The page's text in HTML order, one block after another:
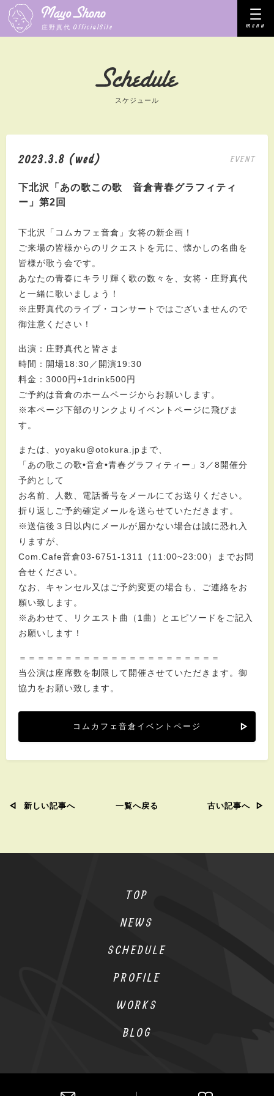
庄野真代 OfficialSite
スケジュール
2023.3.8 (wed) EVENT
下北沢「あの歌この歌 音倉青春グラフィティ
ー」第2回
下北沢「コムカフェ音倉」女将の新企画！
ご来場の皆様からのリクエストを元に、懐かしの名曲を
皆様が歌う会です。
あなたの青春にキラリ輝く歌の数々を、女将・庄野真代
と一緒に歌いましょう！
※庄野真代のライブ・コンサートではございませんので
御注意ください！
出演：庄野真代と皆さま
時間：開場18:30／開演19:30
料金：3000円+1drink500円
ご予約は音倉のホームページからお願いします。
※本ページ下部のリンクよりイベントページに飛びま
す。
または、yoyaku@otokura.jpまで、
「あの歌この歌•音倉•青春グラフィティー」3／8開催分
予約として
お名前、人数、電話番号をメールにてお送りください。
折り返しご予約確定メールを送らせていただきます。
※送信後３日以内にメールが届かない場合は誠に恐れ入
りますが、
Com.Cafe音倉03-6751-1311（11:00~23:00）までお問
合せください。
なお、キャンセル又はご予約変更の場合も、ご連絡をお
願い致します。
※あわせて、リクエスト曲（1曲）とエピソードをご記入
お願いします！
＝＝＝＝＝＝＝＝＝＝＝＝＝＝＝＝＝＝＝＝＝＝
当公演は座席数を制限して開催させていただきます。御
協力をお願い致します。
コムカフェ音倉イベントページ
新しい記事へ 一覧へ戻る 古い記事へ
TOP
NEWS
SCHEDULE
PROFILE
WORKS
BLOG
menu